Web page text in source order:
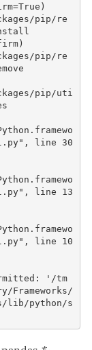
line 30
line 13
line 10
'/tm
Frameworks/
lib/python/s